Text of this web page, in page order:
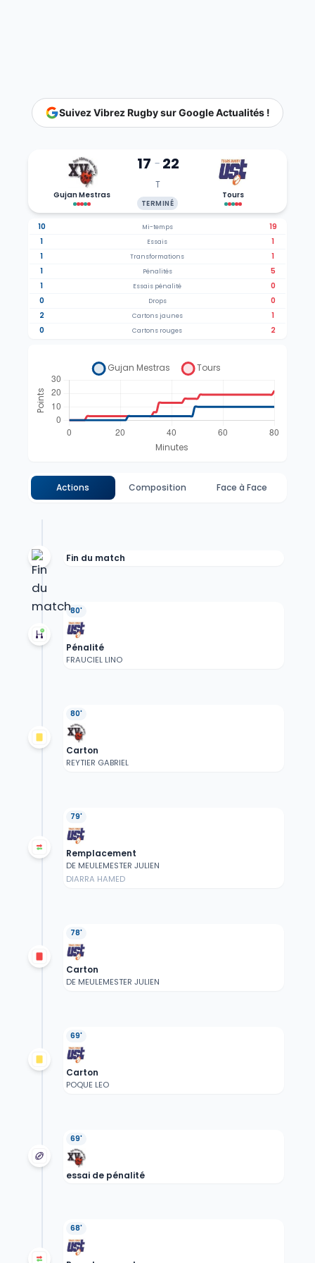
Suivez Vibrez Rugby sur Google Actualités !
Gujan Mestras
17 - 22
T
TERMINÉ
Tours
10 Mi-temps
19
1
Essais
1
1
Transformations
1
1
Pénalités
5
1
Essais pénalité
0
0
Drops
0
2
Cartons jaunes
1
0
Cartons rouges 2
Actions Composition Face à Face
Fin du match
80'
Pénalité
FRAUCIEL LINO
80'
Carton
REYTIER GABRIEL
79'
Remplacement
DE MEULEMESTER JULIEN
DIARRA HAMED
78'
Carton
DE MEULEMESTER JULIEN
69'
Carton
POQUE LEO
69'
essai de pénalité
68'